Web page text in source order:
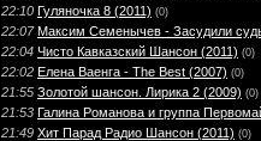
22:10 Гуляночка 8 (2011) (0)
22:07 Максим Семенычев - Засудили
22:04 Чисто Кавказский Шансон (2011) (0)
22:02 Елена Ваенга - The Best (2007) (0)
21:55 Золотой шансон. Лирика 2 (2009) (0)
21:53 Галина Романова и группа
21:49 Хит Парад Радио Шансон (2011) (0)